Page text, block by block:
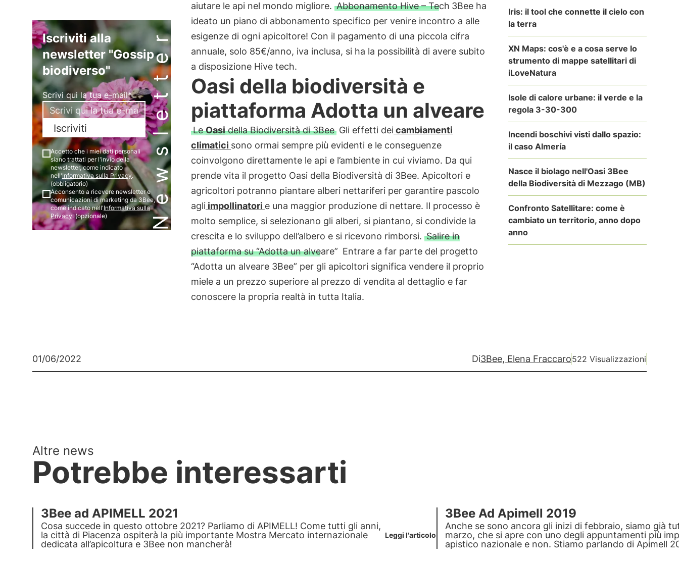
Newsletter
Iscriviti alla
newsletter "Gossip
biodiverso"
Scrivi qui la tua e-mail*
Iscriviti
Accetto che i miei dati personali
siano trattati per l'invio della
newsletter, come indicato
nell'Informativa sulla Privacy.
(obbligatorio)
Acconsento a ricevere newsletter e
comunicazioni di marketing da 3Bee,
come indicato nell'Informativa sulla
Privacy. (opzionale)
aiutare le api nel mondo migliore. Abbonamento Hive – Tech 3Bee ha
ideato un piano di abbonamento specifico per venire incontro a alle
esigenze di ogni apicoltore! Con il pagamento di una piccola cifra
annuale, solo 85€/anno, iva inclusa, si ha la possibilità di avere subito
a disposizione Hive tech.
Oasi della biodiversità e
piattaforma Adotta un alveare
LeOasidella Biodiversità di 3BeeGli effetti deicambiamenti
climatici sono ormai sempre più evidenti e le conseguenze
coinvolgono direttamente le api e l’ambiente in cui viviamo. Da qui
prende vita il progetto Oasi della Biodiversità di 3Bee. Apicoltori e
agricoltori potranno piantare alberi nettariferi per garantire pascolo
agliimpollinatori e una maggior produzione di nettare. Il processo è
molto semplice, si selezionano gli alberi, si piantano, si condivide la
crescita e lo sviluppo dell’albero e si ricevono rimborsi. Salire in
piattaforma su “Adotta un alveare” Entrare a far parte del progetto
“Adotta un alveare 3Bee” per gli apicoltori significa vendere il proprio
miele a un prezzo superiore al prezzo di vendita al dettaglio e far
conoscere la propria realtà in tutta Italia.
Iris: il tool che connette il cielo con
la terra
XN Maps: cos'è e a cosa serve lo
strumento di mappe satellitari di
iLoveNatura
Isole di calore urbane: il verde e la
regola 3-30-300
Incendi boschivi visti dallo spazio:
il caso Almería
Nasce il biolago nell'Oasi 3Bee
della Biodiversità di Mezzago (MB)
Confronto Satellitare: come è
cambiato un territorio, anno dopo
anno
01/06/2022 Di3Bee, Elena Fraccaro522 Visualizzazioni
Altre news
Potrebbe interessarti
3Bee ad APIMELL 2021
Cosa succede in questo ottobre 2021? Parliamo di APIMELL! Come tutti gli anni,
la città di Piacenza ospiterà la più importante Mostra Mercato internazionale
dedicata all’apicoltura e 3Bee non mancherà!
Leggi l'articolo
3Bee Ad Apimell 2019
Anche se sono ancora gli inizi di febbraio, siamo già
marzo, che si apre con uno degli appuntamenti più
apistico nazionale e non. Stiamo parlando di Apimell